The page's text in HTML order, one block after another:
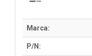
Marca:
P/N: